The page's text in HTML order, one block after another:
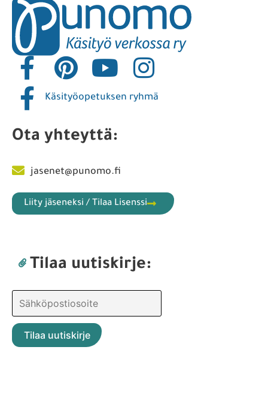
Käsityöopetuksen ryhmä
Ota yhteyttä:
jasenet@punomo.fi
Liity jäseneksi / Tilaa Lisenssi
Tilaa uutiskirje: